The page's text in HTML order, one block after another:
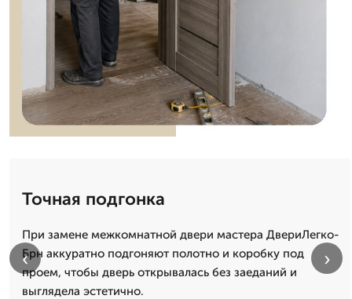
Точная подгонка
При замене межкомнатной двери мастера ДвериЛегко-
Брн аккуратно подгоняют полотно и коробку под
проем, чтобы дверь открывалась без заеданий и
выглядела эстетично.
‹ ›